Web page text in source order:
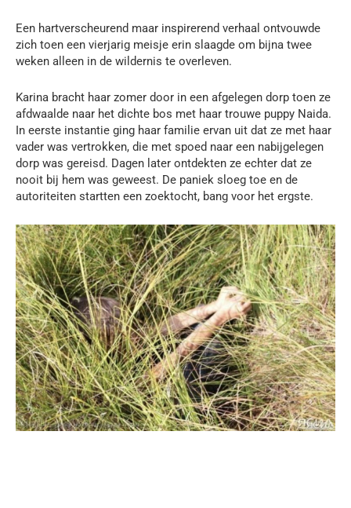
Een hartverscheurend maar inspirerend verhaal ontvouwde
zich toen een vierjarig meisje erin slaagde om bijna twee
weken alleen in de wildernis te overleven.
Karina bracht haar zomer door in een afgelegen dorp toen ze
afdwaalde naar het dichte bos met haar trouwe puppy Naida.
In eerste instantie ging haar familie ervan uit dat ze met haar
vader was vertrokken, die met spoed naar een nabijgelegen
dorp was gereisd. Dagen later ontdekten ze echter dat ze
nooit bij hem was geweest. De paniek sloeg toe en de
autoriteiten startten een zoektocht, bang voor het ergste.